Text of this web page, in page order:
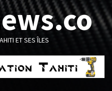
ET SES ÎLES